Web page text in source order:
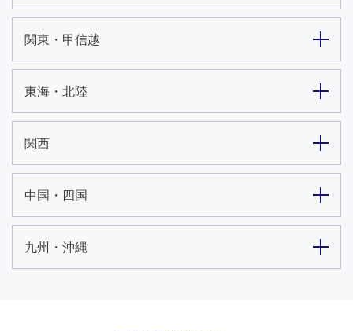
関東・甲信越
東海・北陸
関西
中国・四国
九州・沖縄